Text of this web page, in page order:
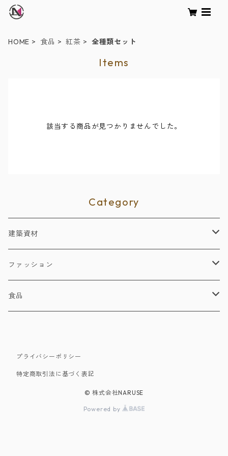
HOME 食品 紅茶 全種類セット
Items
該当する商品が見つかりませんでした。
Category
建築資材
建材
照明器具
ファッション
洋服
食品
NUWARA ELIYA（ヌワラエリア）
プライバシーポリシー
特定商取引法に基づく表記
© 株式会社NARUSE
Powered by